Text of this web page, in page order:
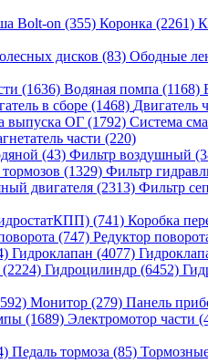
Bolt-on (355) Коронка (2261)
дисков (83) Ободные
(1636) Водяная помпа (1168)
в сборе (1468) Двигатель
выпуска ОГ (1792) Система
части (220)
(43) Фильтр воздушный
(1329) Фильтр
двигателя (2313) Фильтр
(741) Коробка
(747) Редуктор
Гидроклапан (4077)
(2224) Гидроцилиндр (6452)
Монитор (279) Панель
(1689) Электромотор части
Педаль тормоза (85)